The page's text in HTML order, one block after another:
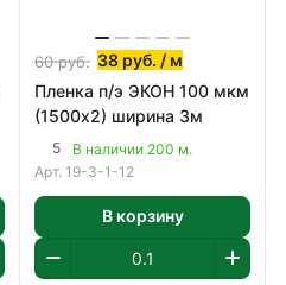
60руб. 38 руб. / м
Пленка п/э ЭКОН 100 мкм
(1500х2) ширина 3м
5
В наличии 200 м.
Арт. 19-3-1-12
В корзину